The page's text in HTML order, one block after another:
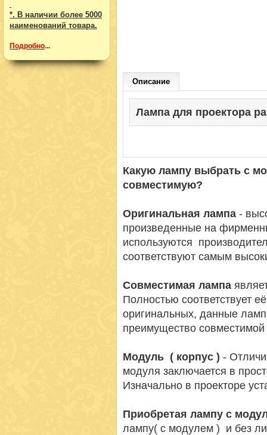
*. В наличии более 5000
наименований товара.
Подробно...
Описание
Лампа для проектора
Какую лампу выбрать с
совместимую?
Оригинальная лампа -
произведенные на
используются
соответствуют самым
Совместимая лампа
Полностью соответствует
оригинальных, данные
преимущество
Модуль ( корпус ) -
модуля заключается в
Изначально в проекторе
Приобретая лампу с
лампу( с модулем ) и без